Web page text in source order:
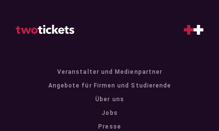
Veranstalter und Medienpartner
Angebote für Firmen und Studierende
Über uns
Jobs
Presse